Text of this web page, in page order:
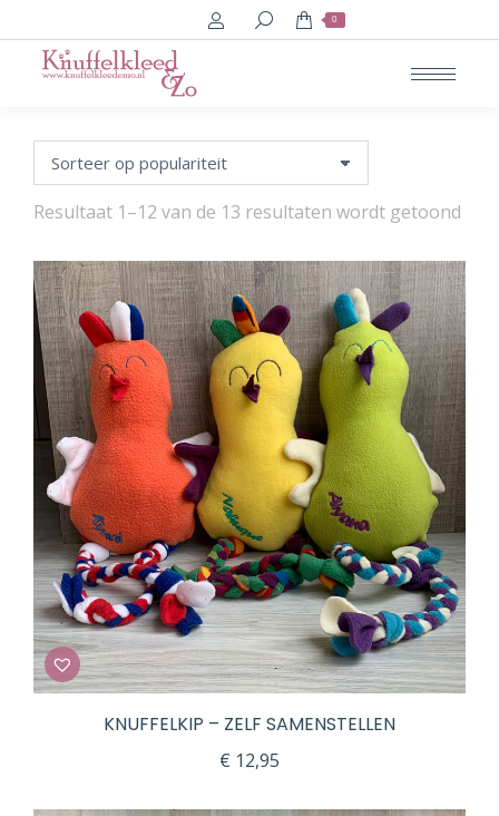
Search: 0
Resultaat 1–12 van de 13 resultaten wordt getoond
KNUFFELKIP – ZELF SAMENSTELLEN
€ 12,95